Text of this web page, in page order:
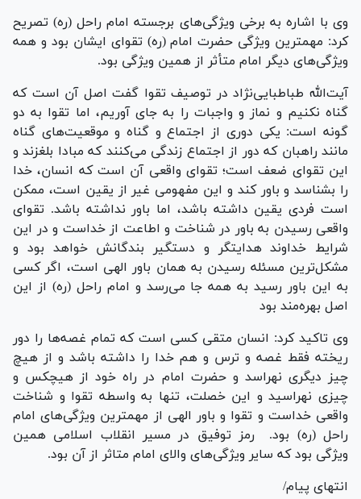
وی با اشاره به برخی ویژگی‌های برجسته امام راحل (ره) تصریح
کرد: مهمترین ویژگی حضرت امام (ره) تقوای ایشان بود و همه
ویژگی‌های دیگر امام متأثر از همین ویژگی بود.
آیت‌الله طباطبایی‌نژاد در توصیف تقوا گفت اصل آن است که
گناه نکنیم و نماز و واجبات را به جای آوریم، اما تقوا به دو
گونه است: یکی دوری از اجتماع و گناه و موقعیت‌های گناه
مانند راهبان که دور از اجتماع زندگی می‌کنند که مبادا بلغزند و
این تقوای ضعف است؛ تقوای واقعی آن است که انسان، خدا
را بشناسد و باور کند و این مفهومی غیر از یقین است، ممکن
است فردی یقین داشته باشد، اما باور نداشته باشد. تقوای
واقعی رسیدن به باور در شناخت و اطاعت از خداست و در این
شرایط خداوند هدایتگر و دستگیر بندگانش خواهد بود و
مشکل‌ترین مسئله رسیدن به همان باور الهی است، اگر کسی
به این باور رسید به همه جا می‌رسد و امام راحل (ره) از این
اصل بهره‌مند بود
وی تاکید کرد: انسان متقی کسی است که تمام غصه‌ها را دور
ریخته فقط غصه و ترس و هم خدا را داشته باشد و از هیچ
چیز دیگری نهراسد و حضرت امام در راه خود از هیچکس و
چیزی نهراسید و این خصلت، تنها به واسطه تقوا و شناخت
واقعی خداست و تقوا و باور الهی از مهمترین ویژگی‌های امام
راحل (ره) بود. رمز توفیق در مسیر انقلاب اسلامی همین
ویژگی بود که سایر ویژگی‌های والای امام متاثر از آن بود.
انتهای پیام/